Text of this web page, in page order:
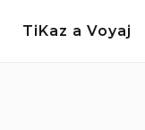
TiKaz a Voyaj